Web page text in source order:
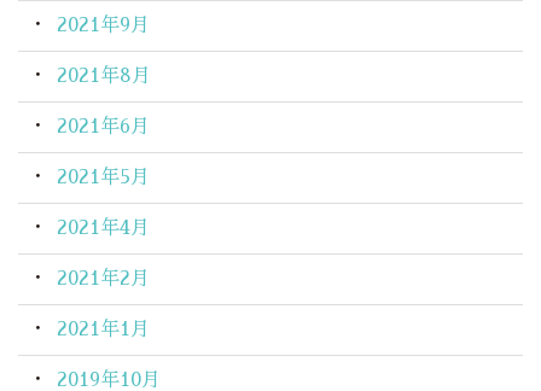
2021年9月
2021年8月
2021年6月
2021年5月
2021年4月
2021年2月
2021年1月
2019年10月